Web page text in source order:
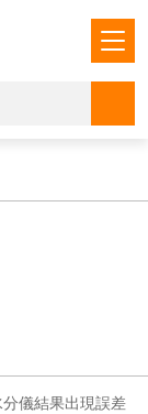
在线播放-黄色在线
本一区久久-成人欧
儀結果出現誤差